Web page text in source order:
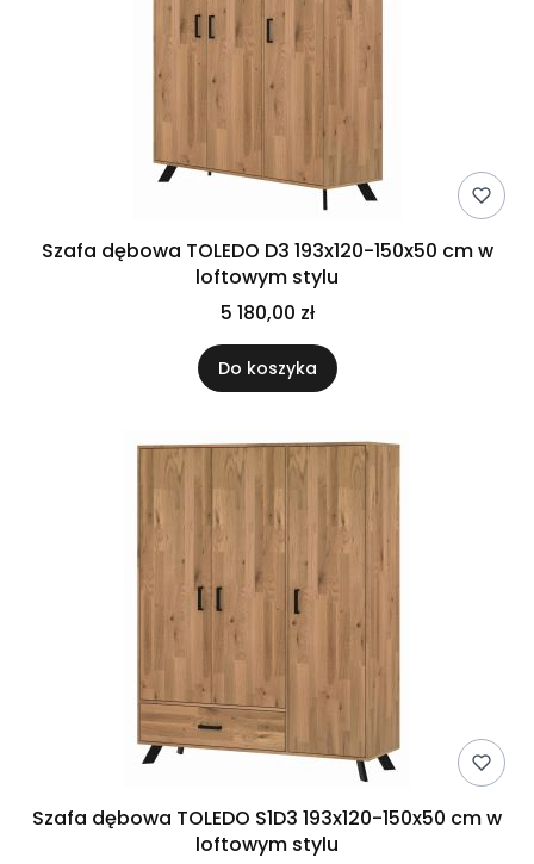
Szafa dębowa TOLEDO D3 193x120-150x50 cm w
loftowym stylu
5 180,00 zł
Do koszyka
Szafa dębowa TOLEDO S1D3 193x120-150x50 cm w
loftowym stylu